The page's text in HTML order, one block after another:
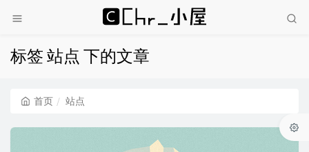
标签 站点 下的文章
首页 站点